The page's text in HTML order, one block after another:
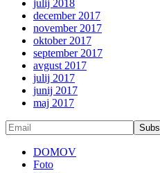
julij 2018
december 2017
november 2017
oktober 2017
september 2017
avgust 2017
julij 2017
junij 2017
maj 2017
DOMOV
Foto